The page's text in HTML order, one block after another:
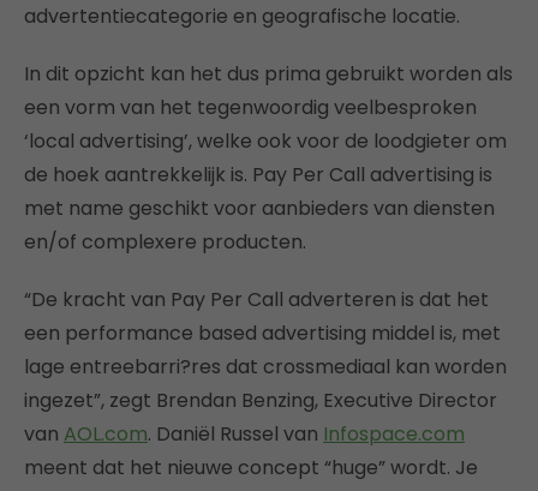
advertentiecategorie en geografische locatie.
In dit opzicht kan het dus prima gebruikt worden als
een vorm van het tegenwoordig veelbesproken
‘local advertising’, welke ook voor de loodgieter om
de hoek aantrekkelijk is. Pay Per Call advertising is
met name geschikt voor aanbieders van diensten
en/of complexere producten.
“De kracht van Pay Per Call adverteren is dat het
een performance based advertising middel is, met
lage entreebarri?res dat crossmediaal kan worden
ingezet”, zegt Brendan Benzing, Executive Director
van AOL.com. Daniël Russel van Infospace.com
meent dat het nieuwe concept “huge” wordt. Je